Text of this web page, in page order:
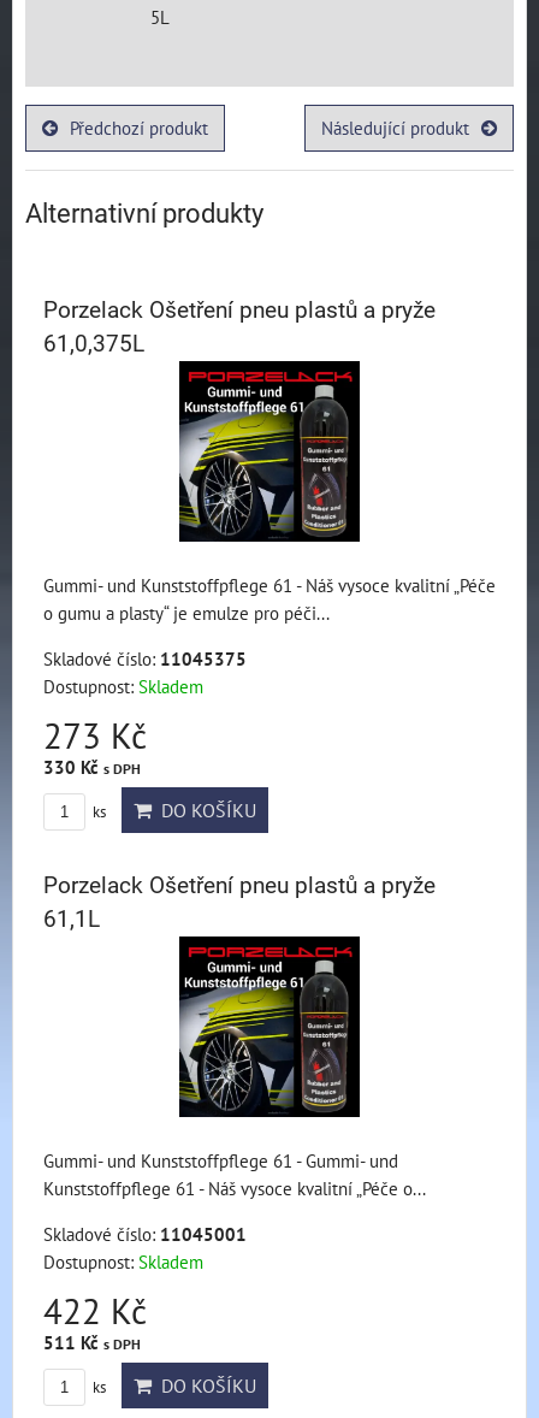
5L
Předchozí produkt Následující produkt
Alternativní produkty
Porzelack Ošetření pneu plastů a pryže
61,0,375L
Gummi- und Kunststoffpflege 61 - Náš vysoce kvalitní „Péče
o gumu a plasty“ je emulze pro péči...
Skladové číslo: 11045375
Dostupnost: Skladem
273 Kč
330 Kč s DPH
ks DO KOŠÍKU
Porzelack Ošetření pneu plastů a pryže
61,1L
Gummi- und Kunststoffpflege 61 - Gummi- und
Kunststoffpflege 61 - Náš vysoce kvalitní „Péče o...
Skladové číslo: 11045001
Dostupnost: Skladem
422 Kč
511 Kč s DPH
ks DO KOŠÍKU